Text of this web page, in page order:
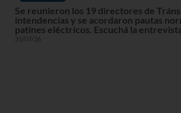
Se reunieron los 19 directores de
intendencias y se acordaron pautas
patines eléctricos. Escuchá la
31/07/26